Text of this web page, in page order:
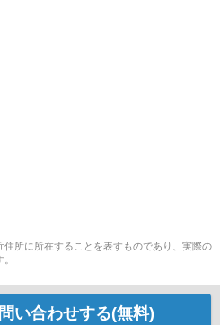
所に所在することを表すものであり、実際の
い合わせする(無料)